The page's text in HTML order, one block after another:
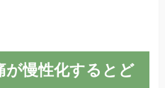
が慢性化するとど